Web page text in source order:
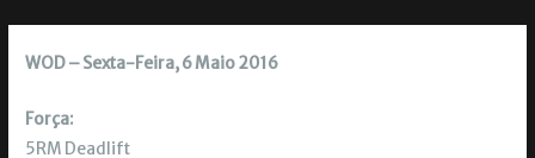
WOD – Sexta-Feira, 6 Maio 2016
Força:
5RM Deadlift